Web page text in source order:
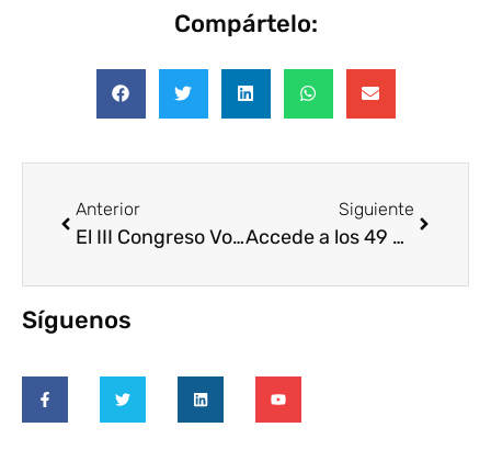
Compártelo:
Anterior
El III Congreso Voluntare abre nuevas vías de acción social
Siguiente
Accede a los 49 proyectos del último Punto de Voluntariado
Síguenos